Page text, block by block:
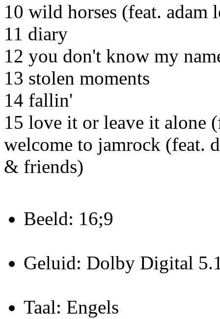
10 wild horses (feat. adam
11 diary
12 you don't know my
13 stolen moments
14 fallin'
15 love it or leave it alone
welcome to jamrock (feat.
& friends)
Beeld: 16;9
Geluid: Dolby Digital
Taal: Engels